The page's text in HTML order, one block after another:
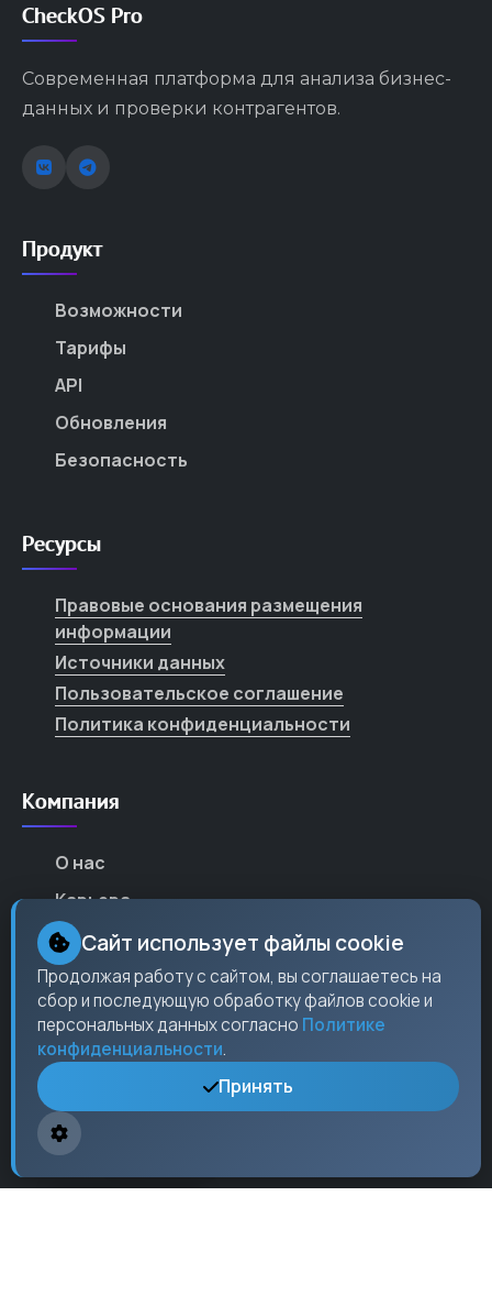
CheckOS Pro
Современная платформа для анализа бизнес-
данных и проверки контрагентов.
Продукт
Возможности
Тарифы
API
Обновления
Безопасность
Ресурсы
Правовые основания размещения
информации
Источники данных
Пользовательское соглашение
Политика конфиденциальности
Компания
О нас
Карьера
Партнеры
Контакты
Пресс-центр
Контакты
Москва,
Сайт использует файлы cookie
Продолжая работу с сайтом, вы соглашаетесь на
сбор и последующую обработку файлов cookie и
персональных данных согласно Политике
конфиденциальности.
Принять